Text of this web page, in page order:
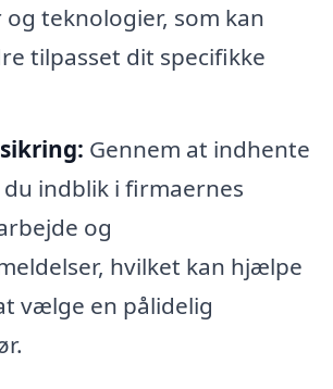
teknologier, som kan
tilpasset dit specifikke
Gennem at indhente
indblik i firmaernes
og
hvilket kan hjælpe
vælge en pålidelig